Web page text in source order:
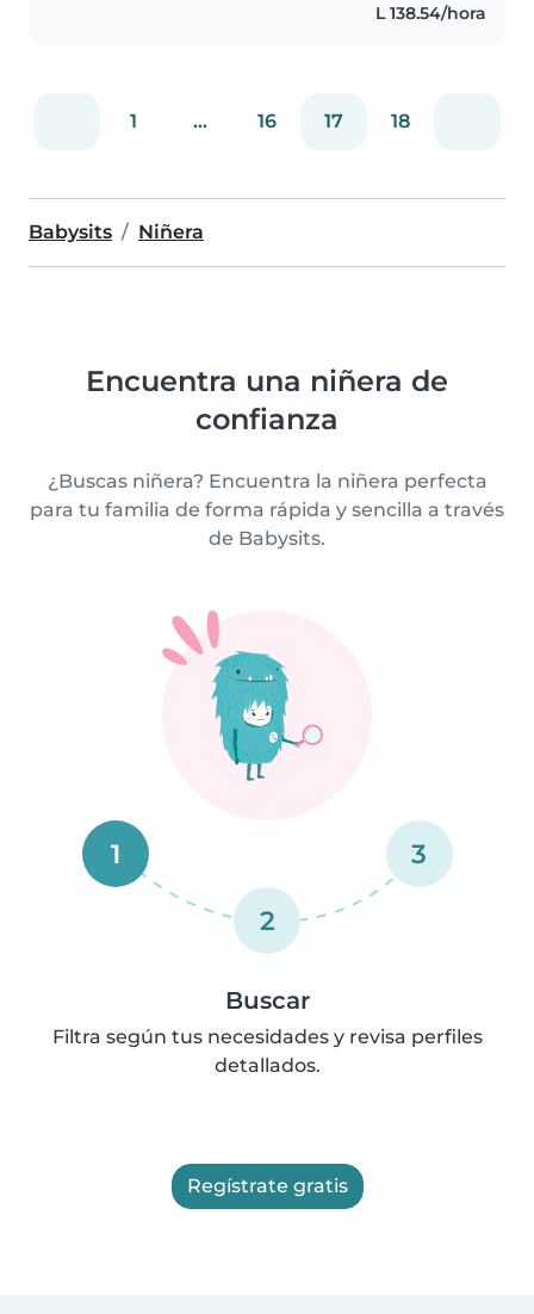
L 138.54/hora
1 ... 16 17 18
Babysits Niñera
Encuentra una niñera de
confianza
¿Buscas niñera? Encuentra la niñera perfecta
para tu familia de forma rápida y sencilla a través
de Babysits.
1
2
3
Buscar
Filtra según tus necesidades y revisa perfiles
detallados.
Regístrate gratis